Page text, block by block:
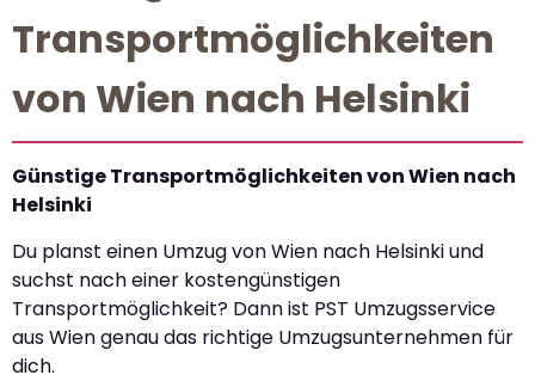
Transportmöglichkeiten
von Wien nach Helsinki
Günstige Transportmöglichkeiten von Wien nach
Helsinki
Du planst einen Umzug von Wien nach Helsinki und
suchst nach einer kostengünstigen
Transportmöglichkeit? Dann ist PST Umzugsservice
aus Wien genau das richtige Umzugsunternehmen für
dich.